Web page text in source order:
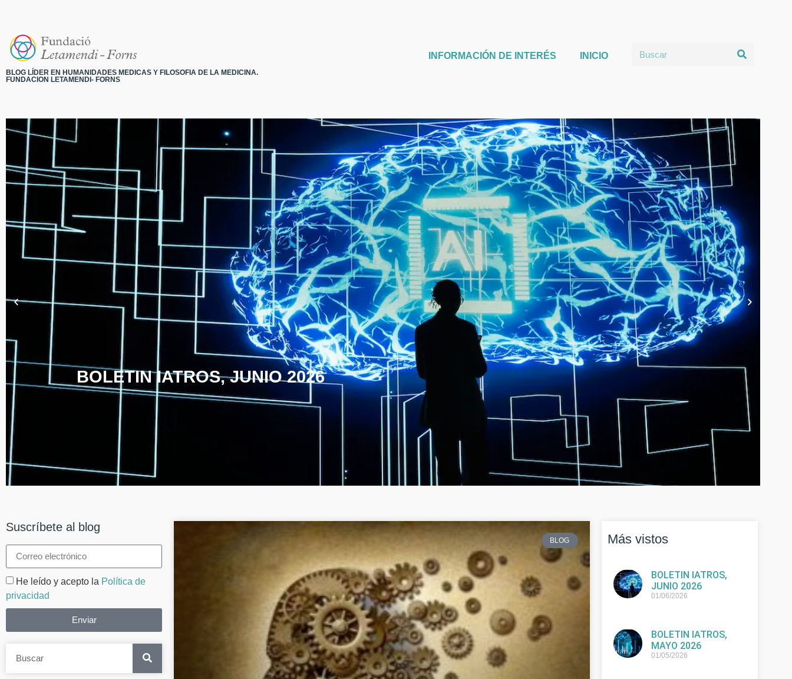
BLOG LÍDER EN HUMANIDADES MEDICAS Y FILOSOFIA DE LA MEDICINA.
FUNDACION LETAMENDI- FORNS
INFORMACIÓN DE INTERÉS INICIO
BOLETIN IATROS, JUNIO 2026
Suscríbete al blog
He leído y acepto la Política de
privacidad
Enviar
BLOG Más vistos
BOLETIN IATROS,
JUNIO 2026
01/06/2026
BOLETIN IATROS,
MAYO 2026
01/05/2026